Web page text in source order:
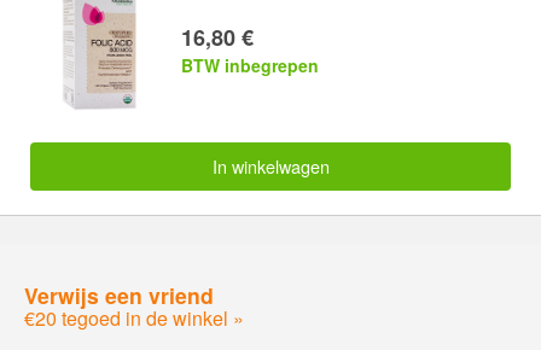
16,80 €
BTW inbegrepen
In winkelwagen
Verwijs een vriend
€20 tegoed in de winkel »